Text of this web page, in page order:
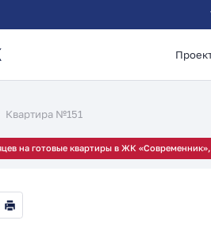
42.22м²
Квартира №151
на готовые квартиры в ЖК